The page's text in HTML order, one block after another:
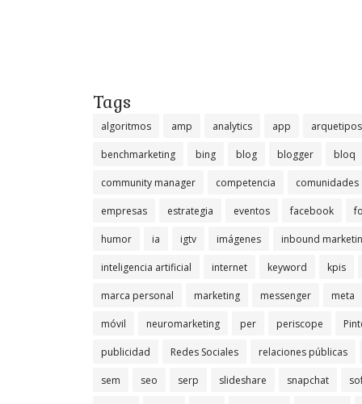
Tags
algoritmos amp analytics app arquetipos
benchmarketing bing blog blogger bloq
community manager competencia comunidades
empresas estrategia eventos facebook
humor ia igtv imágenes inbound
inteligencia artificial internet keyword kpis
marca personal marketing messenger meta
móvil neuromarketing per periscope
publicidad Redes Sociales relaciones públicas
sem seo serp slideshare snapchat